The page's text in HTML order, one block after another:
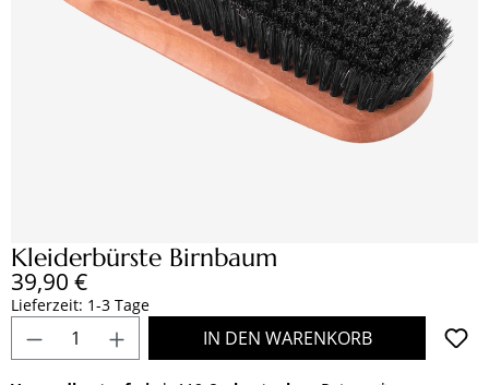
Kleiderbürste Birnbaum
Regulärer Preis:
39,90 €
Lieferzeit: 1-3 Tage
Produkt Anzahl: Gib den gewünschten
IN DEN WARENKORB